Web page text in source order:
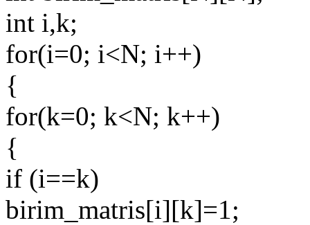
int i,k;
for(i=0; i<N; i++)
{
for(k=0; k<N; k++)
{
if (i==k)
birim_matris[i][k]=1;